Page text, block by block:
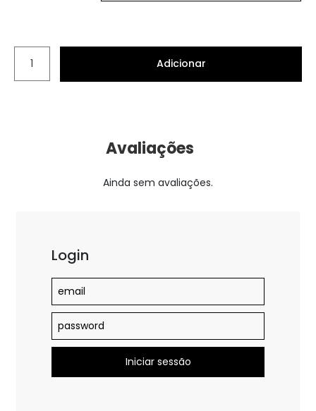
Adicionar
Avaliações
Ainda sem avaliações.
Login